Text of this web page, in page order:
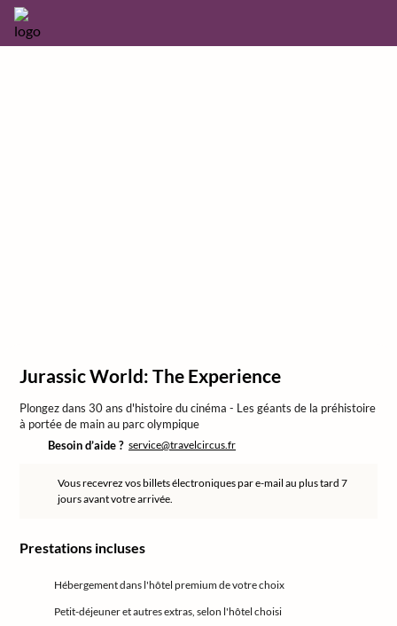
Jurassic World: The Experience
Plongez dans 30 ans d'histoire du cinéma - Les géants de la préhistoire
à portée de main au parc olympique
Besoin d’aide ? service@travelcircus.fr
Vous recevrez vos billets électroniques par e-mail au plus tard 7
jours avant votre arrivée.
Prestations incluses
Hébergement dans l'hôtel premium de votre choix
Petit-déjeuner et autres extras, selon l'hôtel choisi